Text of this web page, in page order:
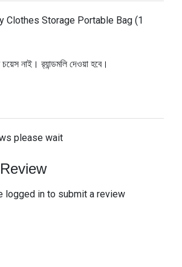
Clothes Storage Portable Bag (1
নাই। র‍্যান্ডমলি দেওয়া হবে।
please wait
logged in to submit a review